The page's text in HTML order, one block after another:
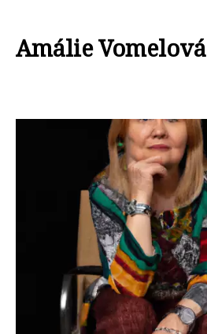
Amálie Vomelová